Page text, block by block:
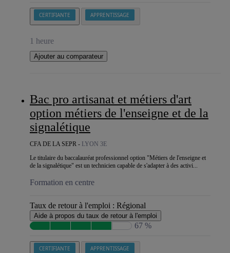
CERTIFIANTE APPRENTISSAGE
1 heure
Ajouter au comparateur
Bac pro artisanat et métiers d'art
option métiers de l'enseigne et de la
signalétique
CFA DE LA SEPR - LYON 3E
Le titulaire du baccalauréat professionnel option "Métiers de l'enseigne et
de la signalétique" est un technicien capable de s'adapter à des activi...
Formation en centre
Taux de retour à l'emploi : Régional
Aide à propos du taux de retour à l'emploi
67 %
CERTIFIANTE APPRENTISSAGE